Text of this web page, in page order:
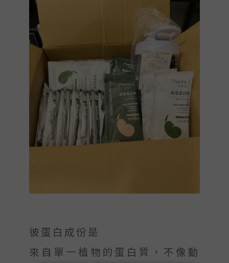
彼蛋白成份是
來自單一植物的蛋白質，不像動